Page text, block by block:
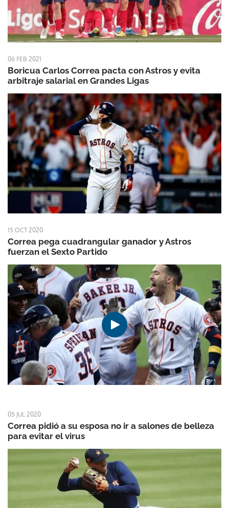
06 FEB 2021
Boricua Carlos Correa pacta con Astros y evita
arbitraje salarial en Grandes Ligas
15 OCT 2020
Correa pega cuadrangular ganador y Astros
fuerzan el Sexto Partido
05 JUL 2020
Correa pidió a su esposa no ir a salones de belleza
para evitar el virus